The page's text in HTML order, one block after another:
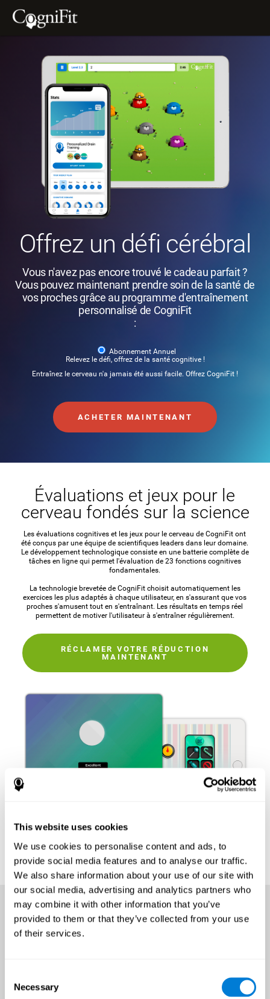
This website uses cookies
We use cookies to personalise content and ads, to
provide social media features and to analyse our traffic.
We also share information about your use of our site with
our social media, advertising and analytics partners who
may combine it with other information that you’ve
provided to them or that they’ve collected from your use
of their services.
Selection
Necessary
Offrez un défi cérébral
Vous n'avez pas encore trouvé le cadeau parfait ?
Vous pouvez maintenant prendre soin de la santé de
vos proches grâce au programme d'entraînement
personnalisé de CogniFit
:
Abonnement Annuel
Relevez le défi, offrez de la santé cognitive !
Entraînez le cerveau n'a jamais été aussi facile. Offrez CogniFit !
ACHETER MAINTENANT
Évaluations et jeux pour le
cerveau fondés sur la science
Les évaluations cognitives et les jeux pour le cerveau de CogniFit ont
été conçus par une équipe de scientifiques leaders dans leur domaine.
Le développement technologique consiste en une batterie complète de
tâches en ligne qui permet l'évaluation de 23 fonctions cognitives
fondamentales.
La technologie brevetée de CogniFit choisit automatiquement les
exercices les plus adaptés à chaque utilisateur, en s'assurant que vos
proches s'amusent tout en s'entraînant. Les résultats en temps réel
permettent de motiver l'utilisateur à s'entraîner régulièrement.
RÉCLAMER VOTRE RÉDUCTION
MAINTENANT